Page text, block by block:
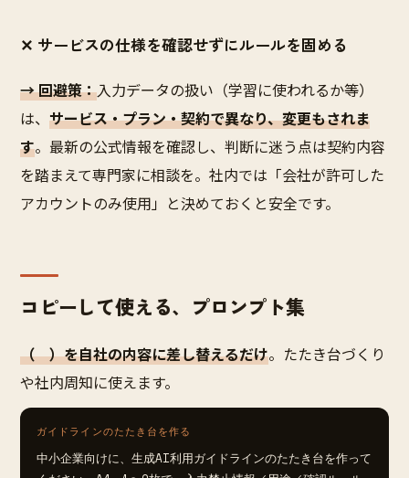
✕ サービスの仕様を確認せずにルールを固める
→ 回避策：入力データの扱い（学習に使われるか等）
は、 サービス・プラン・契約で異なり、変更もされま
す。最新の公式情報を確認し、判断に迷う点は契約内容
を踏まえて専門家に相談を。社内では「会社が許可した
アカウントのみ使用」と決めておくと安全です。
コピーして使える、プロンプト集
（ ）を自社の内容に差し替えるだけ。たたき台づくり
や社内周知に使えます。
ガイドラインのたたき台を作る
中小企業向けに、生成AI利用ガイドラインのたたき台を作って